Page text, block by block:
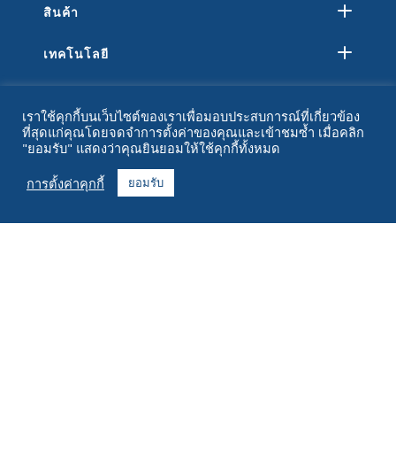
สินค้า
เทคโนโลยี
เกี่ยวกับ
คำถามที่พบบ่อย
ติดต่อ
เราใช้คุกกี้บนเว็บไซต์ของเราเพื่อมอบประสบการณ์ที่เกี่ยวข้อง
ที่สุดแก่คุณโดยจดจำการตั้งค่าของคุณและเข้าชมซ้ำ เมื่อคลิก
"ยอมรับ" แสดงว่าคุณยินยอมให้ใช้คุกกี้ทั้งหมด
การตั้งค่าคุกกี้
ยอมรับ